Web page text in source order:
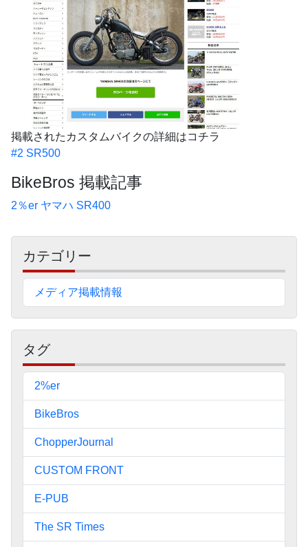
掲載されたカスタムバイクの詳細はコチラ
#2 SR500
BikeBros 掲載記事
2％er ヤマハ SR400
サ
イ
ド
ー
カテゴリー
メディア掲載情報
タグ
2%er
BikeBros
ChopperJournal
CUSTOM FRONT
E-PUB
The SR Times